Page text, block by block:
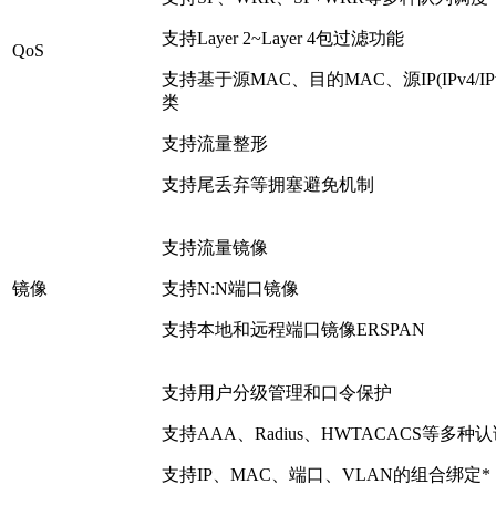
QoS
支持Layer 2~Layer 4包过滤功能
支持基于源MAC、目的MAC、源IP(IPv4/
类
支持流量整形
支持尾丢弃等拥塞避免机制
镜像
支持流量镜像
支持N:N端口镜像
支持本地和远程端口镜像ERSPAN
支持用户分级管理和口令保护
支持AAA、Radius、HWTACACS等多种认
支持IP、MAC、端口、VLAN的组合绑定*